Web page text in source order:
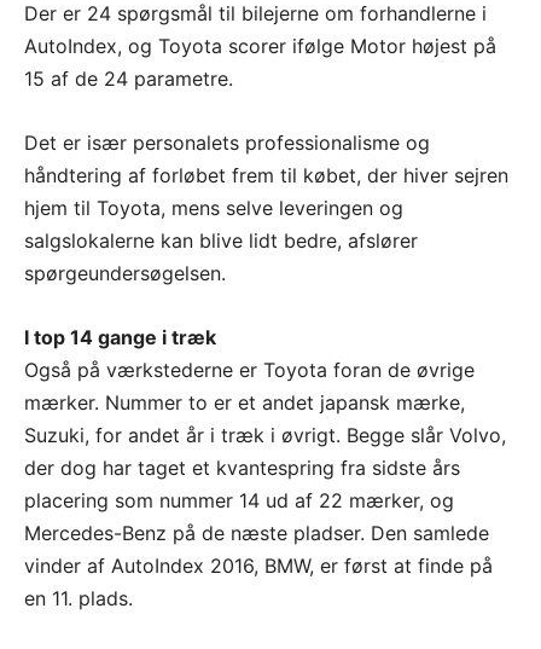
Der er 24 spørgsmål til bilejerne om forhandlerne i
AutoIndex, og Toyota scorer ifølge Motor højest på
15 af de 24 parametre.
Det er især personalets professionalisme og
håndtering af forløbet frem til købet, der hiver sejren
hjem til Toyota, mens selve leveringen og
salgslokalerne kan blive lidt bedre, afslører
spørgeundersøgelsen.
I top 14 gange i træk
Også på værkstederne er Toyota foran de øvrige
mærker. Nummer to er et andet japansk mærke,
Suzuki, for andet år i træk i øvrigt. Begge slår Volvo,
der dog har taget et kvantespring fra sidste års
placering som nummer 14 ud af 22 mærker, og
Mercedes-Benz på de næste pladser. Den samlede
vinder af AutoIndex 2016, BMW, er først at finde på
en 11. plads.